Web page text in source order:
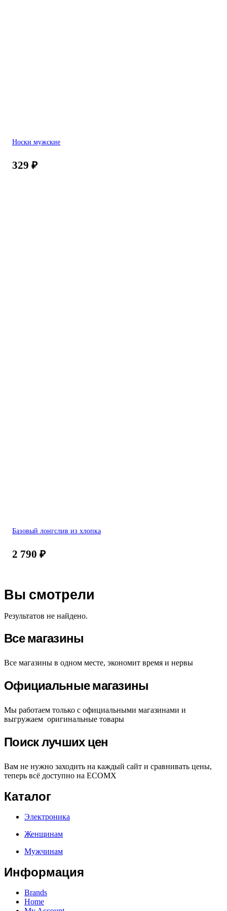
Носки мужские
329 ₽
Базовый лонгслив из хлопка
2 790 ₽
Вы смотрели
Результатов не найдено.
Все магазины
Все магазины в одном месте, экономит время и нервы
Официальные магазины
Мы работаем только с официальными магазинами и
выгружаем оригинальные товары
Поиск лучших цен
Вам не нужно заходить на каждый сайт и сравнивать цены,
теперь всё доступно на ECOMX
Каталог
Электроника
Женщинам
Мужчинам
Информация
Brands
Home